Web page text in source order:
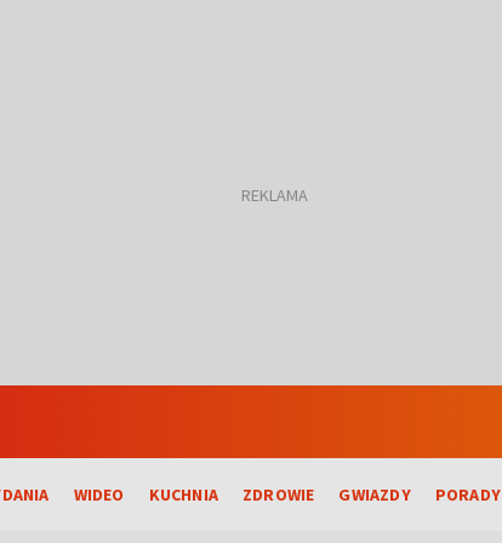
WIDEO KUCHNIA ZDROWIE GWIAZDY PORADY